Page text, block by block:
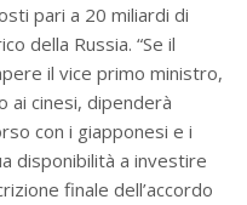
pari a 20 miliardi di
della Russia. “Se il
il vice primo ministro,
ai cinesi, dipenderà
con i giapponesi e i
disponibilità a investire
finale dell’accordo